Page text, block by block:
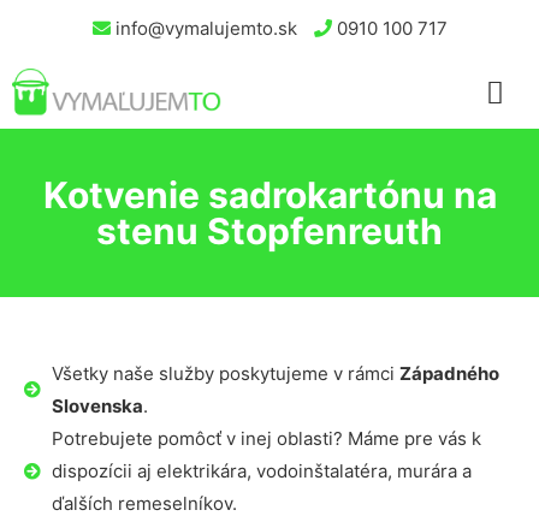
info@vymalujemto.sk 0910 100 717
Kotvenie sadrokartónu na
stenu Stopfenreuth
Všetky naše služby poskytujeme v rámci Západného
Slovenska.
Potrebujete pomôcť v inej oblasti? Máme pre vás k
dispozícii aj elektrikára, vodoinštalatéra, murára a
ďalších remeselníkov.